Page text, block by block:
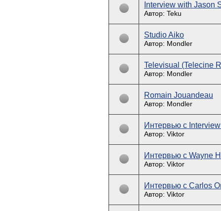
Interview with Jason
Автор: Teku
Studio Aiko
Автор: Mondler
Televisual (Telecine
Автор: Mondler
Romain Jouandeau
Автор: Mondler
Интервью с
Автор: Viktor
Интервью с Wayne
Автор: Viktor
Интервью с Carlos
Автор: Viktor